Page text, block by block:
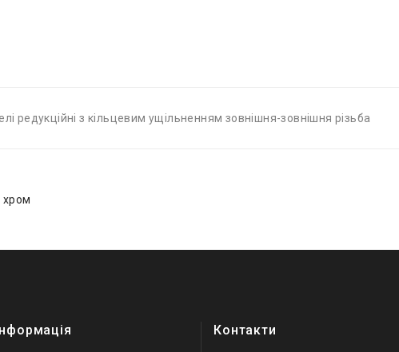
редукційні з кільцевим ущільненням зовнішня-зовнішня різьба
хром
Контакти